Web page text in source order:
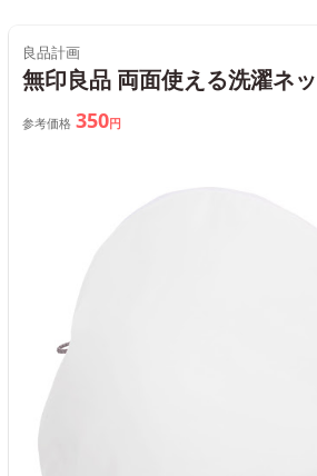
良品計画
無印良品 両面使える洗濯ネ
参考価格 350円